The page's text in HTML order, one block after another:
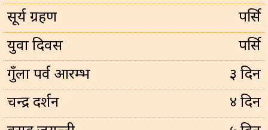
सूर्य ग्रहण
पर्सि
युवा दिवस
पर्सि
गुँला पर्व आरम्भ
३ दिन
चन्द्र दर्शन
४ दिन